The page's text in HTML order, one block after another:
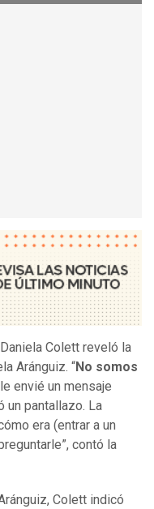
Colett reveló la
Aránguiz. “No somos
envié un mensaje
un pantallazo. La
era (entrar a un
contó la
Colett indicó